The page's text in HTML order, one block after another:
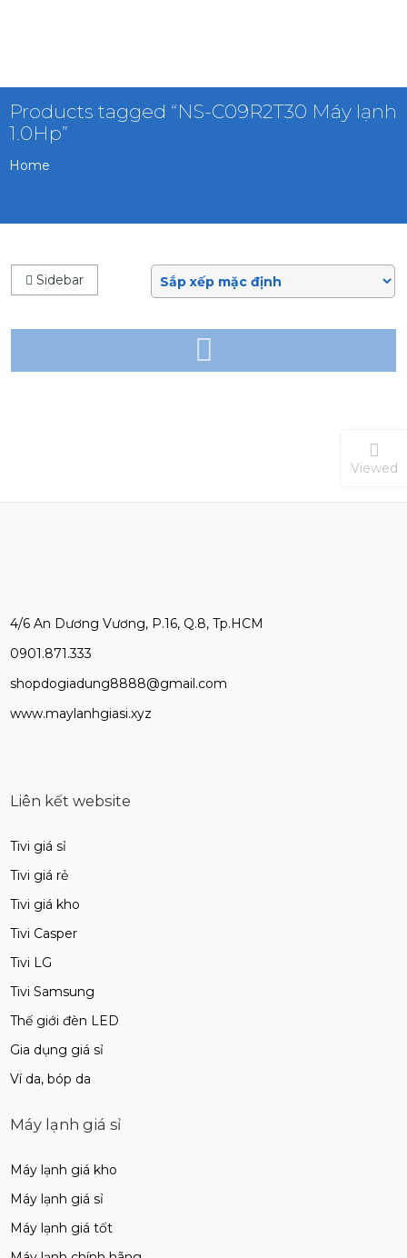
Products tagged “NS-C09R2T30 Máy lạnh
1.0Hp”
Home
Sidebar
4/6 An Dương Vương, P.16, Q.8, Tp.HCM
0901.871.333
shopdogiadung8888@gmail.com
www.maylanhgiasi.xyz
Liên kết website
Tivi giá sỉ
Tivi giá rẻ
Tivi giá kho
Tivi Casper
Tivi LG
Tivi Samsung
Thế giới đèn LED
Gia dụng giá sỉ
Ví da, bóp da
Máy lạnh giá sỉ
Máy lạnh giá kho
Máy lạnh giá sỉ
Máy lạnh giá tốt
Viewed